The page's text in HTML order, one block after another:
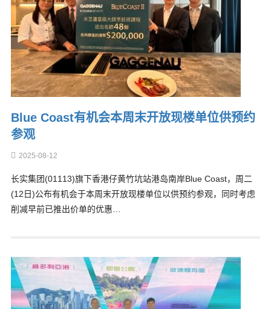
Blue Coast有机会本周末开放现楼单位供预约
参观
2025-08-12
长实集团(01113)旗下香港仔黄竹坑站港岛南岸Blue Coast，周二
(12日)公布有机会于本周末开放现楼单位以供预约参观，同时考虑
削减早前已推出价单的优惠…